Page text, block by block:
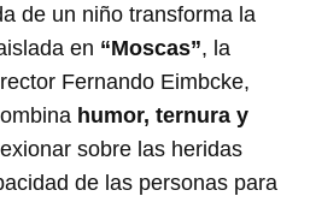
de un niño transforma la
en “Moscas”, la
Fernando Eimbcke,
humor, ternura y
sobre las heridas
de las personas para